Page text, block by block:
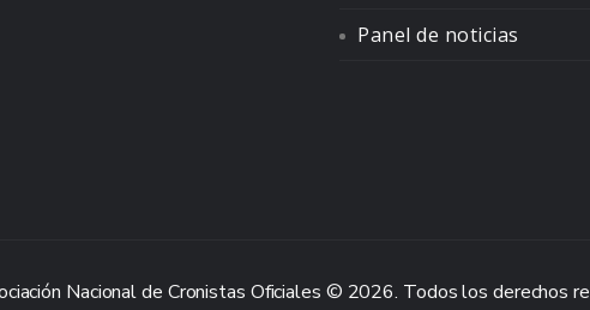
Panel de noticias
Nacional de Cronistas Oficiales © 2026. Todos los derechos